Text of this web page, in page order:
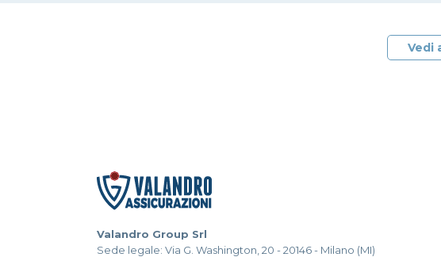
Vedi
Valandro Group Srl
Sede legale: Via G. Washington, 20 - 20146 - Milano (MI)